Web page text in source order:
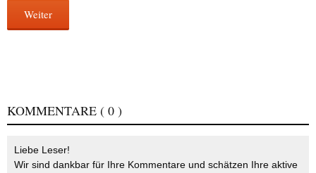
Weiter
KOMMENTARE ( 0 )
Liebe Leser!
Wir sind dankbar für Ihre Kommentare und schätzen Ihre aktive